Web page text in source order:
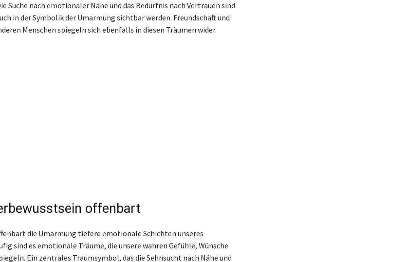
Suche nach emotionaler Nähe und das Bedürfnis nach Vertrauen sind
in der Symbolik der Umarmung sichtbar werden. Freundschaft und
Menschen spiegeln sich ebenfalls in diesen Träumen wider.
offenbart
die Umarmung tiefere emotionale Schichten unseres
sind es emotionale Träume, die unsere wahren Gefühle, Wünsche
Ein zentrales Traumsymbol, das die Sehnsucht nach Nähe und